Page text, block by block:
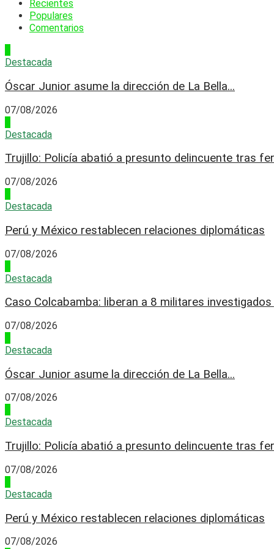
Recientes
Populares
Comentarios
Destacada
Óscar Junior asume la dirección de La Bella...
07/08/2026
Destacada
Trujillo: Policía abatió a presunto delincuente tras
07/08/2026
Destacada
Perú y México restablecen relaciones diplomáticas
07/08/2026
Destacada
Caso Colcabamba: liberan a 8 militares investigados
07/08/2026
Destacada
Óscar Junior asume la dirección de La Bella...
07/08/2026
Destacada
Trujillo: Policía abatió a presunto delincuente tras
07/08/2026
Destacada
Perú y México restablecen relaciones diplomáticas
07/08/2026